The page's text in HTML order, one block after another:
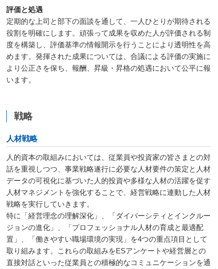
評価と処遇
定期的な上司と部下の面談を通して、一人ひとりが期待される
役割を明確にします。頑張って成果を収めた人が評価される制
度を構築し、評価基準の情報開示を行うことにより透明性を高
めます。発揮された成果については、合議による評価の実施に
より公正さを保ち、報酬、昇級・昇格の処遇において公平に報
います。
戦略
人材戦略
人的資本の取組みにおいては、従業員や投資家の皆さまとの対
話を重視しつつ、事業戦略遂行に必要な人材要件の策定と人材
データの可視化に基づいた人的投資や多様な人材の活躍を促す
人材マネジメントを強化することで、経営戦略に連動した人材
戦略を実行していきます。
特に「経営理念の理解深化」、「ダイバーシティとインクルー
ジョンの進化」、「プロフェッショナル人材の育成と最適配
置」、「働きやすい職場環境の実現」を4つの重点項目として
取り組みます。これらの取組みをESアンケートや経営層との
直接対話といった従業員との積極的なコミュニケーションを通